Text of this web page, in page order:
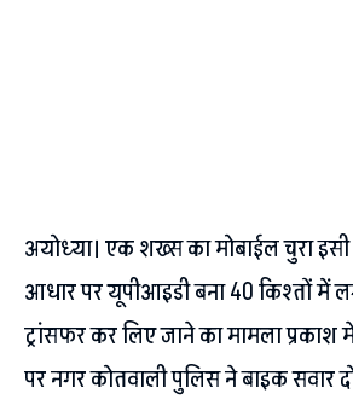
अयोध्या। एक शख्स का मोबाईल चुरा
आधार पर यूपीआइडी बना 40 किश्तों में
ट्रांसफर कर लिए जाने का मामला
पर नगर कोतवाली पुलिस ने बाइक सवार